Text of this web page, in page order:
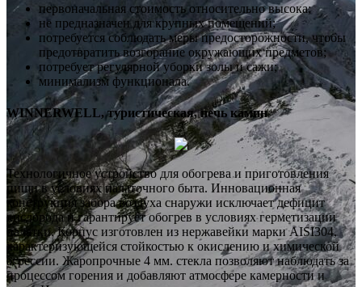
первоначальная стоимость относительно высока;
не предназначен для крупных помещений;
потребуется соблюдать меры предосторожности, чтобы
предотвратить возгорание окружающих предметов;
потребует регулярной уборки золы и сажи;
минимализм функционала.
WINNERWELL, туристическая, печь камин
Технологичное устройство для обогрева и приготовления
пищи в условиях палаточного быта. Инновационная
конструкция забора воздуха снаружи исключает дефицит
кислорода и гарантирует обогрев в условиях герметизации
палатки. Корпус изготовлен из нержавейки марки AISI304,
характеризующейся стойкостью к окислению и химической
агрессии. Жаропрочные 4 мм. стекла позволяют наблюдать за
процессом горения и добавляют атмосфере камерности и